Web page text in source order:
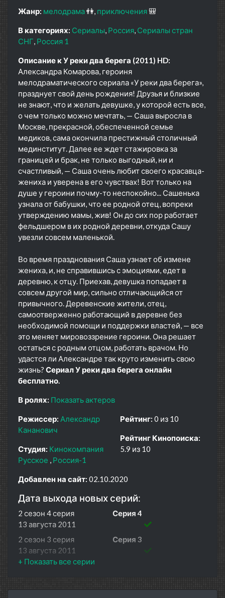
Жанр: мелодрама👫 приключения 🎒
В категориях: Сериалы Россия Сериалы стран
СНГ Россия 1
Описание к У реки два берега (2011) HD:
Александра Комарова, героиня
мелодраматического сериала «У реки два берега»,
празднует свой день рождения! Друзья и близкие
не знают, что и желать девушке, у которой есть все,
о чем только можно мечтать, — Саша выросла в
Москве, прекрасной, обеспеченной семье
медиков, сама окончила престижный столичный
мединститут. Далее ее ждет стажировка за
границей и брак, не только выгодный, ни и
счастливый, — Саша очень любит своего красавца-
жениха и уверена в его чувствах! Вот только на
душе у героини почму-то неспокойно... Сашенька
узнала от бабушки, что ее родной отец, вопреки
утверждению мамы, жив! Он до сих пор работает
фельдшером в их родной деревни, откуда Сашу
увезли совсем маленькой.
Во время празднования Саша узнает об измене
жениха, и, не справившись с эмоциями, едет в
деревню, к отцу. Приехав, девушка попадает в
совсем другой мир, сильно отличающийся от
привычного. Деревенские жители, отец,
самоотверженно работающий в деревне без
необходимой помощи и поддержки властей, — все
это меняет мировоззрение героини. Она решает
остаться с родным отцом, работать врачом. Но
удастся ли Александре так круто изменить свою
жизнь? Сериал У реки два берега онлайн
бесплатно.
В ролях: Показать актеров
Режиссер: Александр
Кананович
Студия: Кинокомпания
Русское
Россия-1
Рейтинг: 0 из 10
Рейтинг Кинопоиска:
5.9 из 10
Добавлен на сайт: 02.10.2020
Дата выхода новых серий:
2 сезон 4 серия
Серия 4
13 августа 2011
2 сезон 3 серия
Серия 3
13 августа 2011
2 сезон 2 серия
2 сезон 1 серия
Серия 1